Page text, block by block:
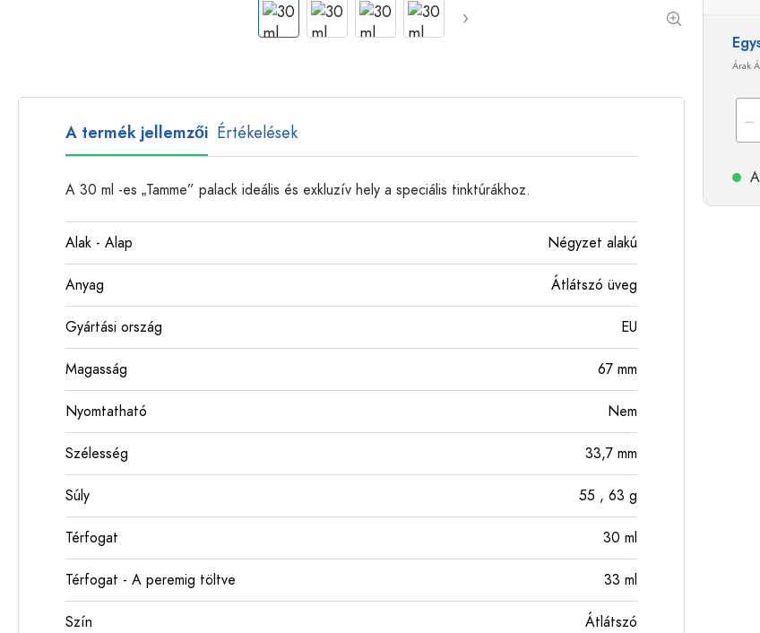
Műanyag palackok
Árak
A termék jellemzői Értékelések
A 30 ml -es „Tamme” palack ideális és exkluzív hely a speciális tinktúrákhoz.
Alak - Alap Négyzet alakú
Anyag Átlátszó üveg
Gyártási ország EU
Magasság 67 mm
Nyomtatható Nem
Szélesség 33,7 mm
Súly 55 , 63 g
Térfogat 30 ml
Térfogat - A peremig töltve 33 ml
Szín Átlátszó